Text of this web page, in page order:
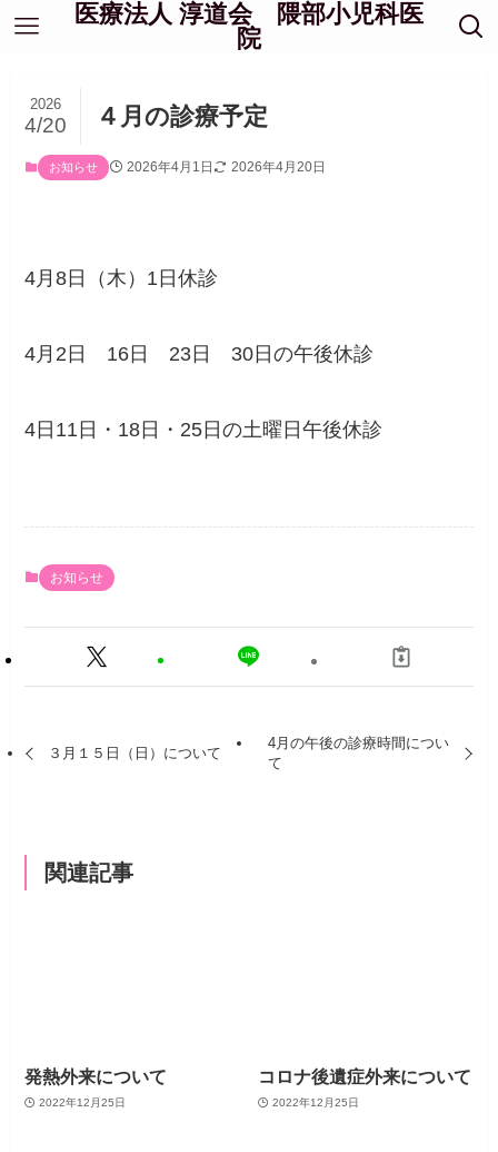
医療法人 淳道会 隈部小児科医
院
４月の診療予定
2026
4/20
お知らせ 2026年4月1日 2026年4月20日
4月8日（木）1日休診
4月2日 16日 23日 30日の午後休診
4日11日・18日・25日の土曜日午後休診
お知らせ
３月１５日（日）について
4月の午後の診療時間につい
て
関連記事
発熱外来について
2022年12月25日
コロナ後遺症外来について
2022年12月25日